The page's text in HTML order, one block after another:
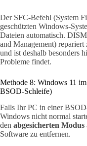
Der SFC-Befehl (System
geschützten Windows-
Dateien automatisch.
and Management)
und ist deshalb besonders
Probleme findet.
Methode 8: Windows 11
BSOD-Schleife)
Falls Ihr PC in einer
Windows nicht normal
den abgesicherten Modus
Software zu entfernen.